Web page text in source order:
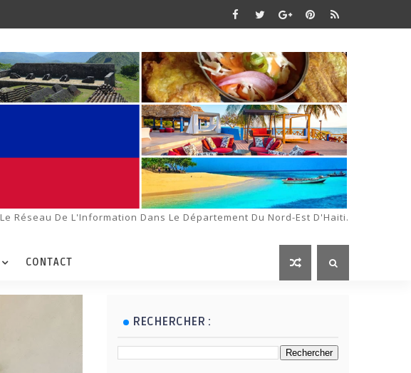
Le Réseau De L'Information Dans Le Département Du Nord-Est D'Haiti.
CONTACT
RECHERCHER :